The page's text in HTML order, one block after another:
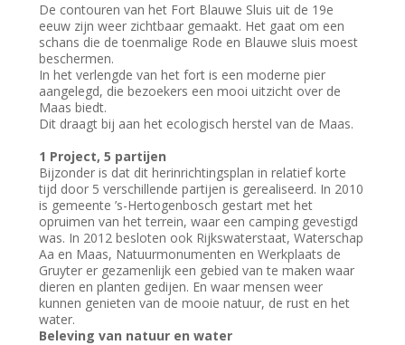
De contouren van het Fort Blauwe Sluis uit de 19e
eeuw zijn weer zichtbaar gemaakt. Het gaat om een
schans die de toenmalige Rode en Blauwe sluis moest
beschermen.
In het verlengde van het fort is een moderne pier
aangelegd, die bezoekers een mooi uitzicht over de
Maas biedt.
Dit draagt bij aan het ecologisch herstel van de Maas.
1 Project, 5 partijen
Bijzonder is dat dit herinrichtingsplan in relatief korte
tijd door 5 verschillende partijen is gerealiseerd. In 2010
is gemeente ’s-Hertogenbosch gestart met het
opruimen van het terrein, waar een camping gevestigd
was. In 2012 besloten ook Rijkswaterstaat, Waterschap
Aa en Maas, Natuurmonumenten en Werkplaats de
Gruyter er gezamenlijk een gebied van te maken waar
dieren en planten gedijen. En waar mensen weer
kunnen genieten van de mooie natuur, de rust en het
water.
Beleving van natuur en water